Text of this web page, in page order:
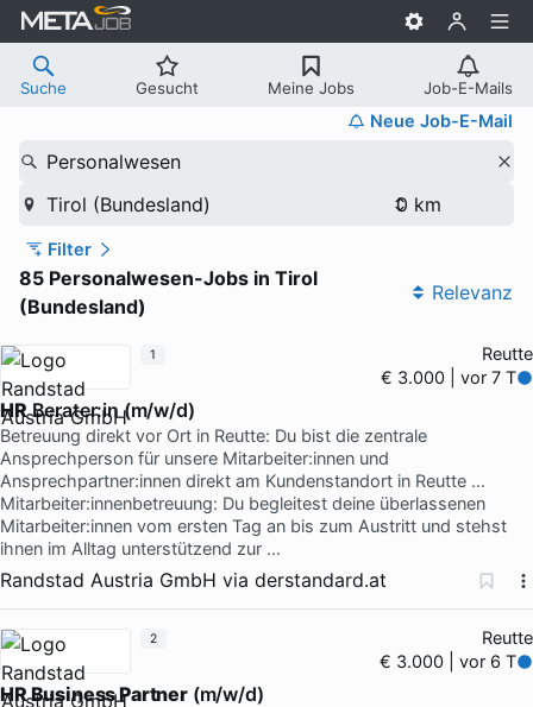
Suche Gesucht Meine Jobs Job-E-Mails
Neue Job-E-Mail
Personalwesen
Tirol (Bundesland)
Filter
85 Personalwesen-Jobs in Tirol
(Bundesland)
Relevanz
Reutte
€ 3.000 | vor 7 T
HRBerater:in (m/w/d)
Betreuung direkt vor Ort in Reutte: Du bist die zentrale
Ansprechperson für unsere Mitarbeiter:innen und
Ansprechpartner:innen direkt am Kundenstandort in Reutte …
Mitarbeiter:innenbetreuung: Du begleitest deine überlassenen
Mitarbeiter:innen vom ersten Tag an bis zum Austritt und stehst
ihnen im Alltag unterstützend zur …
Randstad Austria GmbH via derstandard.at
1
Reutte
€ 3.000 | vor 6 T
HR Business Partner(m/w/d)
2